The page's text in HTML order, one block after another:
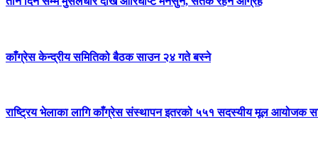
काँग्रेस केन्द्रीय समितिको बैठक साउन २४ गते बस्ने
राष्ट्रिय भेलाका लागि काँग्रेस संस्थापन इतरको ५५१ सदस्यीय मूल आयोजक